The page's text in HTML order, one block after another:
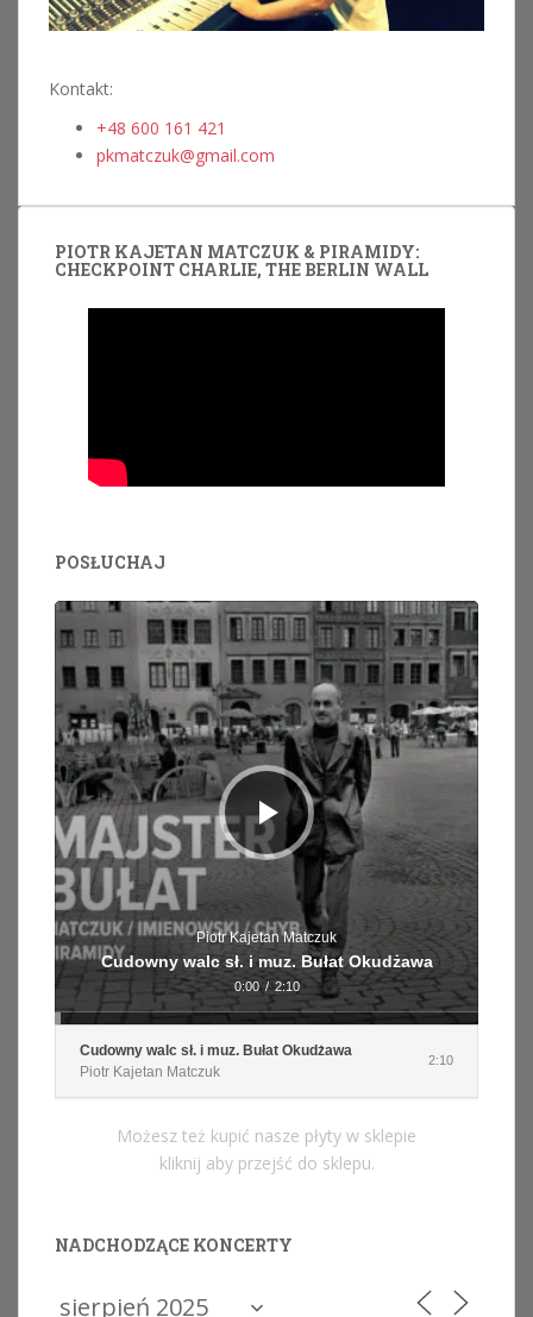
Kontakt:
+48 600 161 421
pkmatczuk@gmail.com
PIOTR KAJETAN MATCZUK & PIRAMIDY:
CHECKPOINT CHARLIE, THE BERLIN WALL
POSŁUCHAJ
Odtwarzacz
dźwiękowych
Piotr Kajetan Matczuk
Cudowny walc sł. i muz. Bułat Okudżawa
0:00 / 2:10
Cudowny walc sł. i muz. Bułat Okudżawa
Piotr Kajetan Matczuk
2:10
Możesz też kupić nasze płyty w sklepie
kliknij aby przejść do sklepu.
NADCHODZĄCE KONCERTY